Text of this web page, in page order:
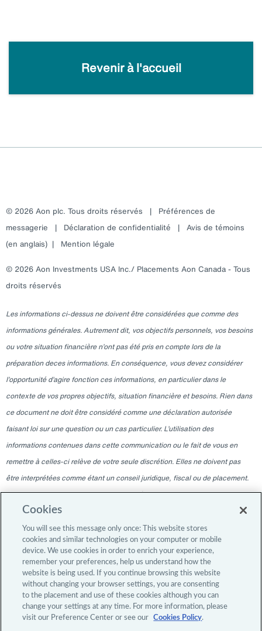
Revenir à l'accueil
© 2026 Aon plc. Tous droits réservés | Préférences de
messagerie | Déclaration de confidentialité | Avis de témoins
(en anglais) | Mention légale
© 2026 Aon Investments USA Inc./ Placements Aon Canada - Tous
droits réservés
Les informations ci-dessus ne doivent être considérées que comme des
informations générales. Autrement dit, vos objectifs personnels, vos besoins
ou votre situation financière n’ont pas été pris en compte lors de la
préparation deces informations. En conséquence, vous devez considérer
l’opportunité d’agire fonction ces informations, en particulier dans le
contexte de vos propres objectifs, situation financière et besoins. Rien dans
ce document ne doit être considéré comme une déclaration autorisée
faisant loi sur une question ou un cas particulier. L’utilisation des
informations contenues dans cette communication ou le fait de vous en
remettre à celles-ci relève de votre seule discrétion. Elles ne doivent pas
être interprétées comme étant un conseil juridique, fiscal ou de placement.
Veuillez consulter votre professionnel indépendant pour ces conseils. Les
informations contenues dans ce blogue sont valables à la date indiquée
uniquement et ne sont pas valables à une autre date. La remise à tout
moment ne doit en aucun cas laisser entendre qu’il y a eu une modification
de l’information depuis la date de publication, ou une obligation de mettre à
jour o u de fournir des modifications après la date de publication initiale. Le
contenu du blogue est destiné uniquement aux investisseurs professionnels.
Cookies
You will see this message only once: This website stores
cookies and similar technologies on your computer or mobile
device. We use cookies in order to enrich your experience,
remember your preferences, help us understand how the
website is being used. If you continue browsing this website
without changing your browser settings, you are consenting
to the placement and use of these cookies although you can
change your settings at any time. For more information, please
visit our Preference Center or see our
Cookies Policy.